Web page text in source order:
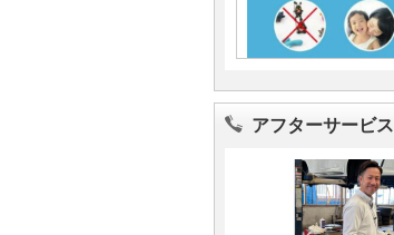
アフターサービス